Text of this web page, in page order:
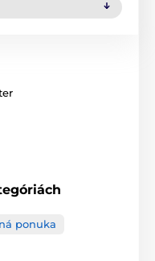
ponuka